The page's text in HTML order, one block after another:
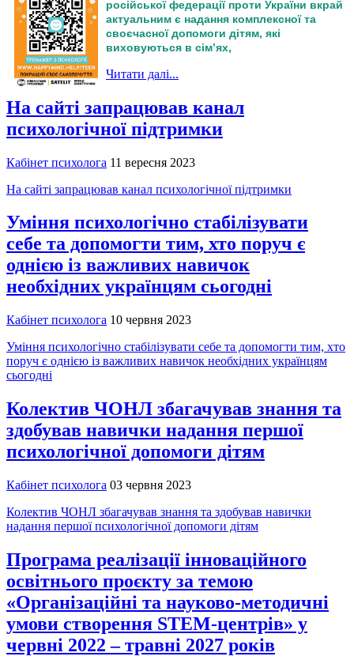
російської федерації проти України вкрай
актуальним є надання комплексної та
своєчасної допомоги дітям, які
виховуються в сім’ях,
Читати далі...
На сайті запрацював канал
психологічної підтримки
Кабінет психолога 11 вересня 2023
На сайті запрацював канал психологічної підтримки
Уміння психологічно стабілізувати
себе та допомогти тим, хто поруч є
однією із важливих навичок
необхідних українцям сьогодні
Кабінет психолога 10 червня 2023
Уміння психологічно стабілізувати себе та допомогти тим, хто
поруч є однією із важливих навичок необхідних українцям
сьогодні
Колектив ЧОНЛ збагачував знання та
здобував навички надання першої
психологічної допомоги дітям
Кабінет психолога 03 червня 2023
Колектив ЧОНЛ збагачував знання та здобував навички
надання першої психологічної допомоги дітям
Програма реалізації інноваційного
освітнього проєкту за темою
«Організаційні та науково-методичні
умови створення STEM-центрів» у
червні 2022 – травні 2027 років